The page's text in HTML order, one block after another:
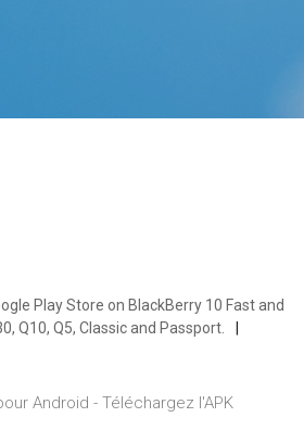
Play Store on BlackBerry 10 Fast and
Q10, Q5, Classic and Passport.
Android - Téléchargez l'APK